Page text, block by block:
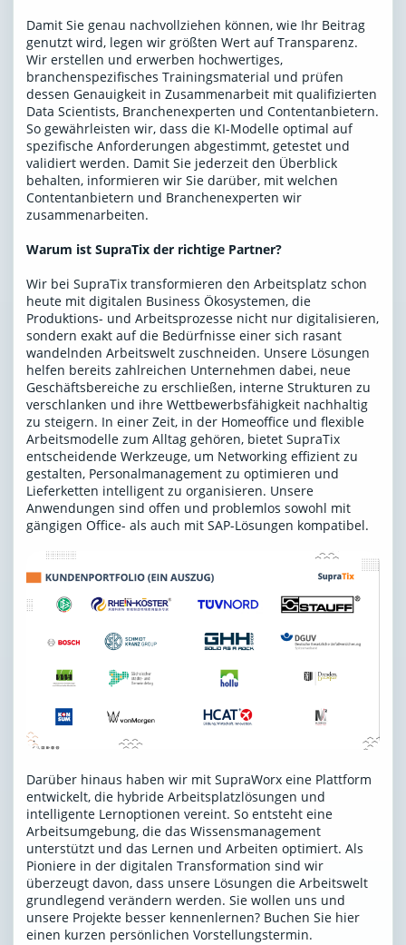
Damit Sie genau nachvollziehen können, wie Ihr Beitrag
genutzt wird, legen wir größten Wert auf Transparenz.
Wir erstellen und erwerben hochwertiges,
branchenspezifisches Trainingsmaterial und prüfen
dessen Genauigkeit in Zusammenarbeit mit qualifizierten
Data Scientists, Branchenexperten und Contentanbietern.
So gewährleisten wir, dass die KI-Modelle optimal auf
spezifische Anforderungen abgestimmt, getestet und
validiert werden. Damit Sie jederzeit den Überblick
behalten, informieren wir Sie darüber, mit welchen
Contentanbietern und Branchenexperten wir
zusammenarbeiten.
Warum ist SupraTix der richtige Partner?
Wir bei SupraTix transformieren den Arbeitsplatz schon
heute mit digitalen Business Ökosystemen, die
Produktions- und Arbeitsprozesse nicht nur digitalisieren,
sondern exakt auf die Bedürfnisse einer sich rasant
wandelnden Arbeitswelt zuschneiden. Unsere Lösungen
helfen bereits zahlreichen Unternehmen dabei, neue
Geschäftsbereiche zu erschließen, interne Strukturen zu
verschlanken und ihre Wettbewerbsfähigkeit nachhaltig
zu steigern. In einer Zeit, in der Homeoffice und flexible
Arbeitsmodelle zum Alltag gehören, bietet SupraTix
entscheidende Werkzeuge, um Networking effizient zu
gestalten, Personalmanagement zu optimieren und
Lieferketten intelligent zu organisieren. Unsere
Anwendungen sind offen und problemlos sowohl mit
gängigen Office- als auch mit SAP-Lösungen kompatibel.
Darüber hinaus haben wir mit SupraWorx eine Plattform
entwickelt, die hybride Arbeitsplatzlösungen und
intelligente Lernoptionen vereint. So entsteht eine
Arbeitsumgebung, die das Wissensmanagement
unterstützt und das Lernen und Arbeiten optimiert. Als
Pioniere in der digitalen Transformation sind wir
überzeugt davon, dass unsere Lösungen die Arbeitswelt
grundlegend verändern werden. Sie wollen uns und
unsere Projekte besser kennenlernen? Buchen Sie hier
einen kurzen persönlichen Vorstellungstermin.